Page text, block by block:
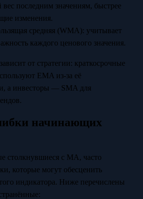
последним значениям, быстрее
изменения.
средняя (WMA): учитывает
каждого ценового значения.
от стратегии: краткосрочные
EMA из-за её
а инвесторы — SMA для
начинающих
столкнувшиеся с МА, часто
которые могут обесценить
индикатора. Ниже перечислены